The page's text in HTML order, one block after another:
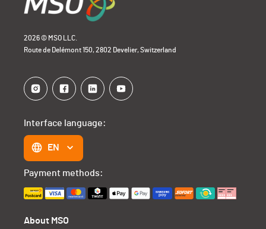
2026 © MSO LLC.
Route de Delémont 150, 2802 Develier, Switzerland
About MSO
Interface language:
EN
Payment methods: